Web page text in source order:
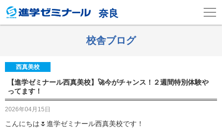
奈良
校舎ブログ
西真美校
【進学ゼミナール西真美校】🚀今がチャンス！２週間特別体験や
ってます！
2026年04月15日
こんにちは🌷進学ゼミナール西真美校です！